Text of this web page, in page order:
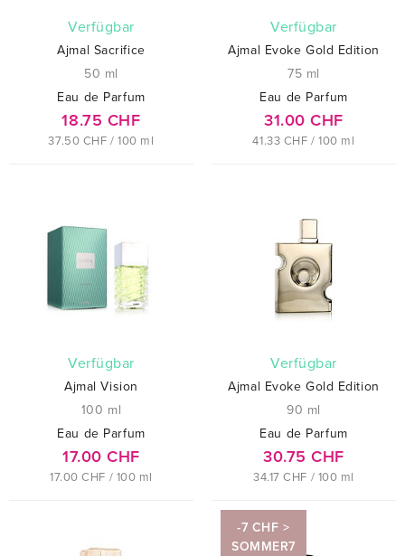
verfügbar
Ajmal Sacrifice
50 ml
Eau de Parfum
18.75 CHF
37.50 CHF / 100 ml
verfügbar
Ajmal Evoke Gold Edition
75 ml
Eau de Parfum
31.00 CHF
41.33 CHF / 100 ml
verfügbar
Ajmal Vision
100 ml
Eau de Parfum
17.00 CHF
17.00 CHF / 100 ml
verfügbar
Ajmal Evoke Gold Edition
90 ml
Eau de Parfum
30.75 CHF
34.17 CHF / 100 ml
-7 CHF >
SOMMER7